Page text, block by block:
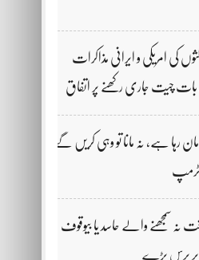
کی امریکی و ایرانی مذاکرات
بات چیت جاری رکھنے پر اتفاق
رہا ہے، نہ مانا تو وہی کریں گے
ٹرمپ
نہ سمجھنے والے حاسد یا بیوقوف
پر برس پڑے